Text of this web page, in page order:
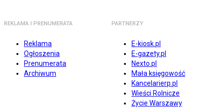
REKLAMA I PRENUMERATA
Reklama
Ogłoszenia
Prenumerata
Archiwum
PARTNERZY
E-kiosk.pl
E-gazety.pl
Nexto.pl
Mała księgowość
Kancelarierp.pl
Wieści Rolnicze
Życie Warszawy